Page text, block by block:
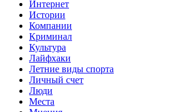
Интернет
Истории
Компании
Криминал
Культура
Лайфхаки
Летние виды спорта
Личный счет
Люди
Места